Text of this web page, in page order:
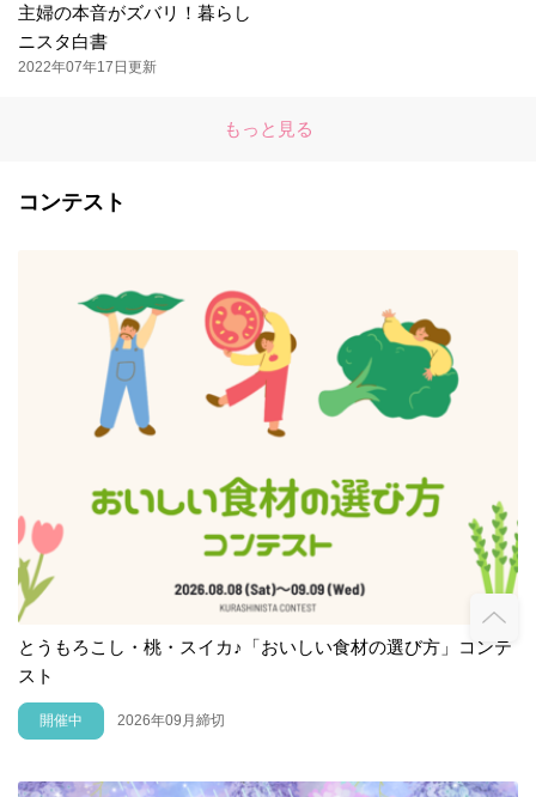
主婦の本音がズバリ！暮らし
ニスタ白書
2022年07年17日更新
もっと見る
コンテスト
とうもろこし・桃・スイカ♪「おいしい食材の選び方」コンテ
スト
開催中 2026年09月締切